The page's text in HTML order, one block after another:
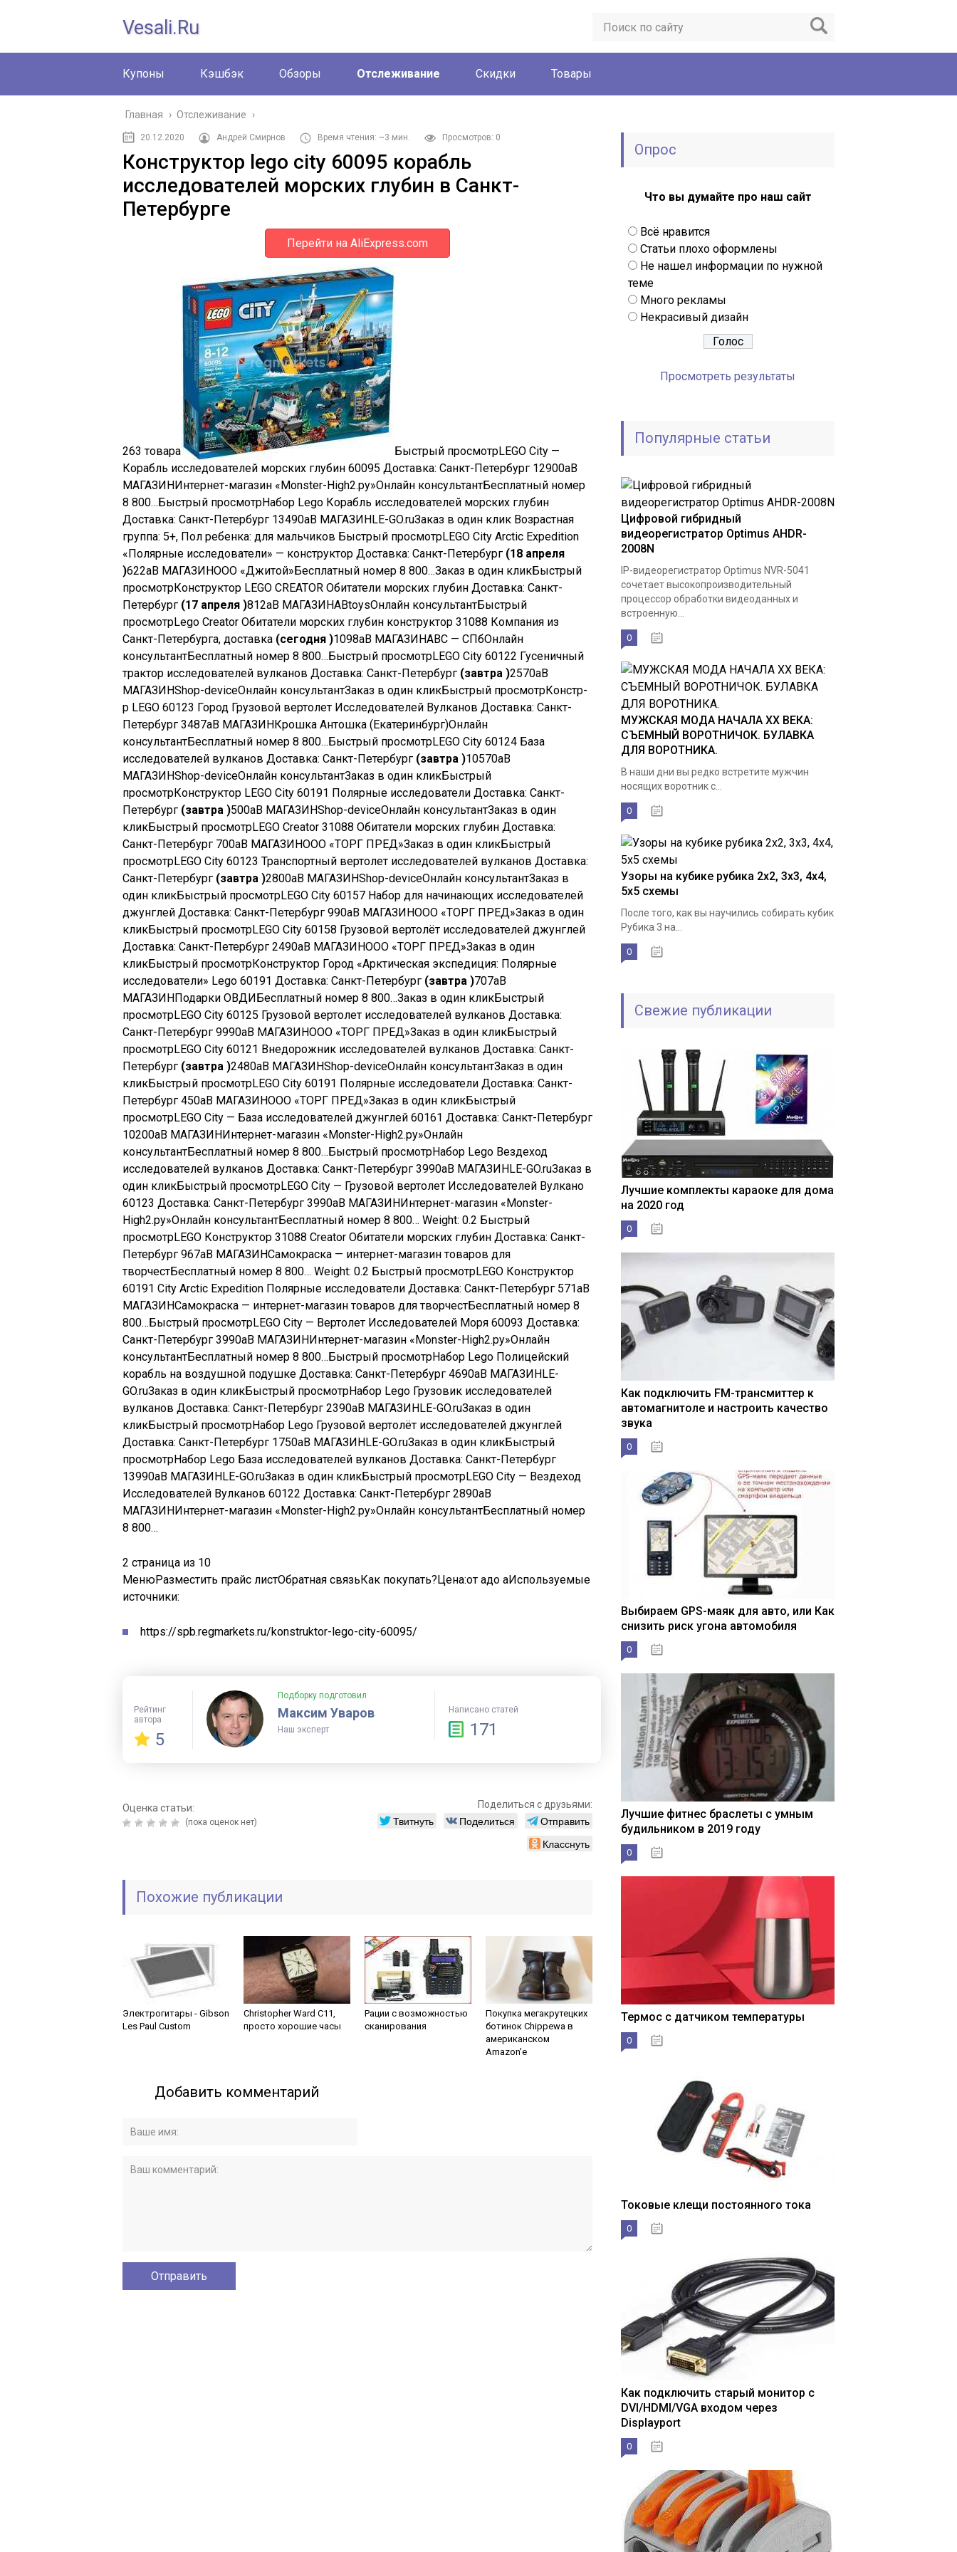
Vesali.ru
Купоны Кэшбэк Обзоры Отслеживание Скидки Товары
Главная › Отслеживание ›
20.12.2020 Андрей Смирнов Время чтения: ~3 мин. Просмотров: 0
Конструктор lego city 60095 корабль
исследователей морских глубин в Санкт-
Петербурге
Перейти на AliExpress.com
263 товара Быстрый просмотрLEGO City —
Корабль исследователей морских глубин 60095 Доставка: Санкт-Петербург 12900aВ
МАГАЗИНИнтернет-магазин «Monster-High2.ру»Онлайн консультантБесплатный номер
8 800…Быстрый просмотрНабор Lego Корабль исследователей морских глубин
Доставка: Санкт-Петербург 13490aВ МАГАЗИНLE-GO.ruЗаказ в один клик Возрастная
группа: 5+, Пол ребенка: для мальчиков Быстрый просмотрLEGO City Arctic Expedition
«Полярные исследователи» — конструктор Доставка: Санкт-Петербург (18 апреля
)622aВ МАГАЗИНООО «Джитой»Бесплатный номер 8 800…Заказ в один кликБыстрый
просмотрКонструктор LEGO CREATOR Обитатели морских глубин Доставка: Санкт-
Петербург (17 апреля )812aВ МАГАЗИНABtoysОнлайн консультантБыстрый
просмотрLego Creator Обитатели морских глубин конструктор 31088 Компания из
Санкт-Петербурга, доставка (сегодня )1098aВ МАГАЗИНABC — СПбОнлайн
консультантБесплатный номер 8 800…Быстрый просмотрLEGO City 60122 Гусеничный
трактор исследователей вулканов Доставка: Санкт-Петербург (завтра )2570aВ
МАГАЗИНShop-deviceОнлайн консультантЗаказ в один кликБыстрый просмотрКонстр-
р LEGO 60123 Город Грузовой вертолет Исследователей Вулканов Доставка: Санкт-
Петербург 3487aВ МАГАЗИНКрошка Антошка (Екатеринбург)Онлайн
консультантБесплатный номер 8 800…Быстрый просмотрLEGO City 60124 База
исследователей вулканов Доставка: Санкт-Петербург (завтра )10570aВ
МАГАЗИНShop-deviceОнлайн консультантЗаказ в один кликБыстрый
просмотрКонструктор LEGO City 60191 Полярные исследователи Доставка: Санкт-
Петербург (завтра )500aВ МАГАЗИНShop-deviceОнлайн консультантЗаказ в один
кликБыстрый просмотрLEGO Creator 31088 Обитатели морских глубин Доставка:
Санкт-Петербург 700aВ МАГАЗИНООО «ТОРГ ПРЕД»Заказ в один кликБыстрый
просмотрLEGO City 60123 Транспортный вертолет исследователей вулканов Доставка:
Санкт-Петербург (завтра )2800aВ МАГАЗИНShop-deviceОнлайн консультантЗаказ в
один кликБыстрый просмотрLEGO City 60157 Набор для начинающих исследователей
джунглей Доставка: Санкт-Петербург 990aВ МАГАЗИНООО «ТОРГ ПРЕД»Заказ в один
кликБыстрый просмотрLEGO City 60158 Грузовой вертолёт исследователей джунглей
Доставка: Санкт-Петербург 2490aВ МАГАЗИНООО «ТОРГ ПРЕД»Заказ в один
кликБыстрый просмотрКонструктор Город «Арктическая экспедиция: Полярные
исследователи» Lego 60191 Доставка: Санкт-Петербург (завтра )707aВ
МАГАЗИНПодарки ОВДИБесплатный номер 8 800…Заказ в один кликБыстрый
просмотрLEGO City 60125 Грузовой вертолет исследователей вулканов Доставка:
Санкт-Петербург 9990aВ МАГАЗИНООО «ТОРГ ПРЕД»Заказ в один кликБыстрый
просмотрLEGO City 60121 Внедорожник исследователей вулканов Доставка: Санкт-
Петербург (завтра )2480aВ МАГАЗИНShop-deviceОнлайн консультантЗаказ в один
кликБыстрый просмотрLEGO City 60191 Полярные исследователи Доставка: Санкт-
Петербург 450aВ МАГАЗИНООО «ТОРГ ПРЕД»Заказ в один кликБыстрый
просмотрLEGO City — База исследователей джунглей 60161 Доставка: Санкт-Петербург
10200aВ МАГАЗИНИнтернет-магазин «Monster-High2.ру»Онлайн
консультантБесплатный номер 8 800…Быстрый просмотрНабор Lego Вездеход
исследователей вулканов Доставка: Санкт-Петербург 3990aВ МАГАЗИНLE-GO.ruЗаказ в
один кликБыстрый просмотрLEGO City — Грузовой вертолет Исследователей Вулкано
60123 Доставка: Санкт-Петербург 3990aВ МАГАЗИНИнтернет-магазин «Monster-
High2.ру»Онлайн консультантБесплатный номер 8 800… Weight: 0.2 Быстрый
просмотрLEGO Конструктор 31088 Creator Обитатели морских глубин Доставка: Санкт-
Петербург 967aВ МАГАЗИНСамокраска — интернет-магазин товаров для
творчестБесплатный номер 8 800… Weight: 0.2 Быстрый просмотрLEGO Конструктор
60191 City Arctic Expedition Полярные исследователи Доставка: Санкт-Петербург 571aВ
МАГАЗИНСамокраска — интернет-магазин товаров для творчестБесплатный номер 8
800…Быстрый просмотрLEGO City — Вертолет Исследователей Моря 60093 Доставка:
Санкт-Петербург 3990aВ МАГАЗИНИнтернет-магазин «Monster-High2.ру»Онлайн
консультантБесплатный номер 8 800…Быстрый просмотрНабор Lego Полицейский
корабль на воздушной подушке Доставка: Санкт-Петербург 4690aВ МАГАЗИНLE-
GO.ruЗаказ в один кликБыстрый просмотрНабор Lego Грузовик исследователей
вулканов Доставка: Санкт-Петербург 2390aВ МАГАЗИНLE-GO.ruЗаказ в один
кликБыстрый просмотрНабор Lego Грузовой вертолёт исследователей джунглей
Доставка: Санкт-Петербург 1750aВ МАГАЗИНLE-GO.ruЗаказ в один кликБыстрый
просмотрНабор Lego База исследователей вулканов Доставка: Санкт-Петербург
13990aВ МАГАЗИНLE-GO.ruЗаказ в один кликБыстрый просмотрLEGO City — Вездеход
Исследователей Вулканов 60122 Доставка: Санкт-Петербург 2890aВ
МАГАЗИНИнтернет-магазин «Monster-High2.ру»Онлайн консультантБесплатный номер
8 800…
2 страница из 10
МенюРазместить прайс листОбратная связьКак покупать?Цена:от aдо aИспользуемые
источники:
https://spb.regmarkets.ru/konstruktor-lego-city-60095/
Рейтинг
автора
5
Подборку подготовил
Максим Уваров
Наш эксперт
Написано статей
171
Оценка статьи:
(пока оценок нет)
Поделиться с друзьями:
Твитнуть Поделиться
Отправить
Класснуть
Похожие публикации
Электрогитары - Gibson
Les Paul Custom
Christopher Ward С11,
просто хорошие часы
Рации с возможностью
сканирования
Покупка мегакрутецких
ботинок Chippewa в
американском
Amazon'е
Добавить комментарий
Опрос
Что вы думайте про наш сайт
Всё нравится
Статьи плохо оформлены
Не нашел информации по нужной
теме
Много рекламы
Некрасивый дизайн
Просмотреть результаты
Популярные статьи
Цифровой гибридный
видеорегистратор Optimus AHDR-
2008N
IP-видеорегистратор Optimus NVR-5041
сочетает высокопроизводительный
процессор обработки видеоданных и
встроенную...
0
МУЖСКАЯ МОДА НАЧАЛА ХХ ВЕКА:
СЪЕМНЫЙ ВОРОТНИЧОК. БУЛАВКА
ДЛЯ ВОРОТНИКА.
В наши дни вы редко встретите мужчин
носящих воротник с...
0
Узоры на кубике рубика 2х2, 3х3, 4х4,
5х5 схемы
После того, как вы научились собирать кубик
Рубика 3 на...
0
Свежие публикации
Лучшие комплекты караоке для дома
на 2020 год
0
Как подключить FM-трансмиттер к
автомагнитоле и настроить качество
звука
0
Выбираем GPS-маяк для авто, или Как
снизить риск угона автомобиля
0
Лучшие фитнес браслеты с умным
будильником в 2019 году
0
Термос с датчиком температуры
0
Токовые клещи постоянного тока
0
Как подключить старый монитор с
DVI/HDMI/VGA входом через
Displayport
0